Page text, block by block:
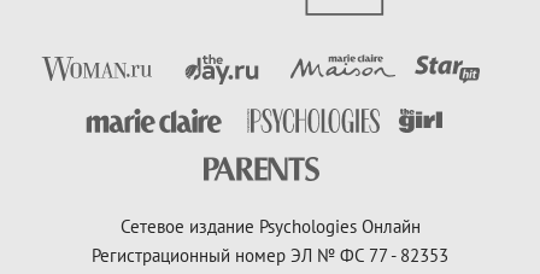
Сетевое издание Psychologies Онлайн
Регистрационный номер ЭЛ № ФС 77 - 82353